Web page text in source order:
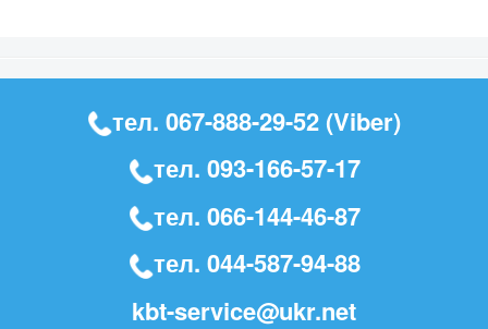
тел. 067-888-29-52 (Viber)
тел. 093-166-57-17
тел. 066-144-46-87
тел. 044-587-94-88
kbt-service@ukr.net